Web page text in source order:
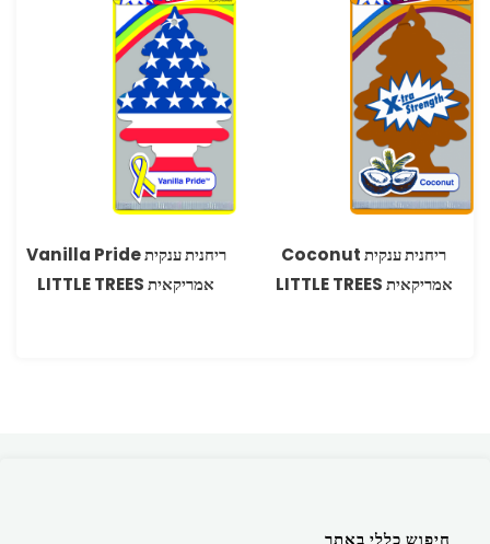
ריחנית ענקית Coconut
אמריקאית LITTLE TREES
ריחנית ענקית Vanilla Pride
אמריקאית LITTLE TREES
חיפוש כללי באתר